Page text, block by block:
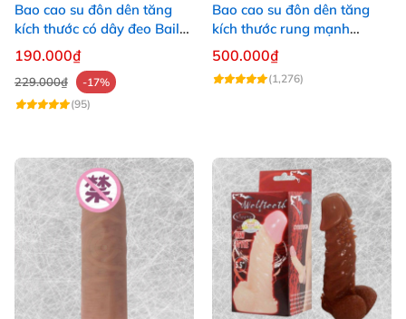
Bao cao su đôn dên tăng
kích thước có dây đeo Baile
Braveman 14 x 4cm
190.000₫
229.000₫
-17%
(95)
Bao cao su đôn dên tăng
kích thước rung mạnh
Lovetoy Pleasure X-Tender
tăng 3
500.000₫
(1,276)